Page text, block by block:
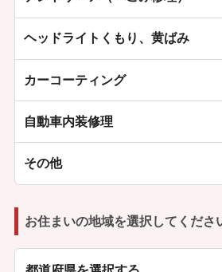
ヘッドライトくもり、黄ばみ
カーコーティング
自動車内装修理
その他
お住まいの地域を選択してくださ